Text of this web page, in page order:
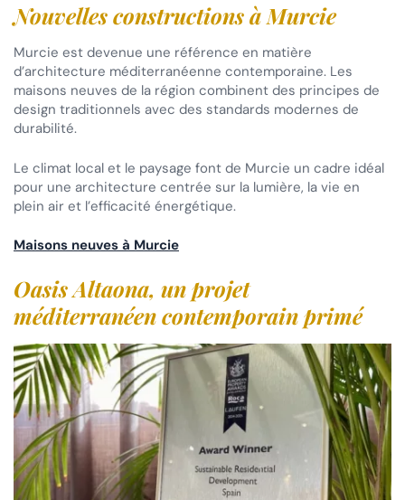
Nouvelles constructions à Murcie
Murcie est devenue une référence en matière
d’architecture méditerranéenne contemporaine. Les
maisons neuves de la région combinent des principes de
design traditionnels avec des standards modernes de
durabilité.
Le climat local et le paysage font de Murcie un cadre idéal
pour une architecture centrée sur la lumière, la vie en
plein air et l’efficacité énergétique.
Maisons neuves à Murcie
Oasis Altaona, un projet
méditerranéen contemporain primé